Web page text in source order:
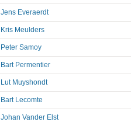
Jens Everaerdt
Kris Meulders
Peter Samoy
Bart Permentier
Lut Muyshondt
Bart Lecomte
Johan Vander Elst